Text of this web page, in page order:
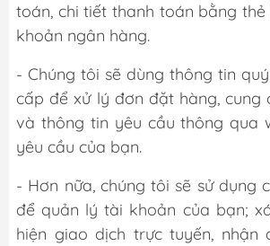
toán, chi tiết thanh toán bằng
khoản ngân hàng.
- Chúng tôi sẽ dùng thông tin
cấp để xử lý đơn đặt hàng, cung
và thông tin yêu cầu thông qua
yêu cầu của bạn.
- Hơn nữa, chúng tôi sẽ sử dụng
để quản lý tài khoản của bạn;
hiện giao dịch trực tuyến, nhận